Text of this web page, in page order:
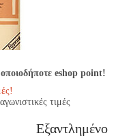
eshop point!
τιμές
Εξαντλημένο